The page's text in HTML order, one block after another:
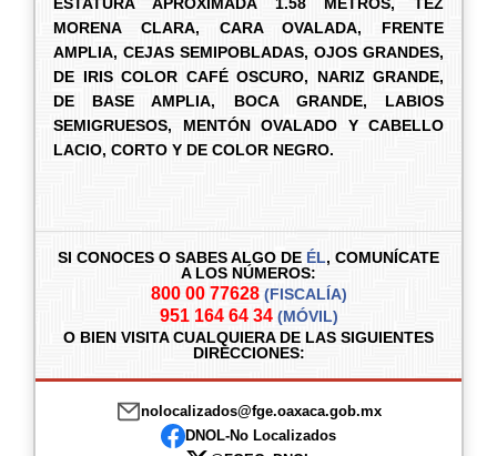
MORENA CLARA, CARA OVALADA, FRENTE
AMPLIA, CEJAS SEMIPOBLADAS, OJOS GRANDES,
DE IRIS COLOR CAFÉ OSCURO, NARIZ GRANDE,
DE BASE AMPLIA, BOCA GRANDE, LABIOS
SEMIGRUESOS, MENTÓN OVALADO Y CABELLO
LACIO, CORTO Y DE COLOR NEGRO.
SI CONOCES O SABES ALGO DE ÉL, COMUNÍCATE
A LOS NÚMEROS:
800 00 77628 (FISCALÍA)
951 164 64 34 (MÓVIL)
O BIEN VISITA CUALQUIERA DE LAS SIGUIENTES
DIRECCIONES:
nolocalizados@fge.oaxaca.gob.mx
DNOL-No Localizados